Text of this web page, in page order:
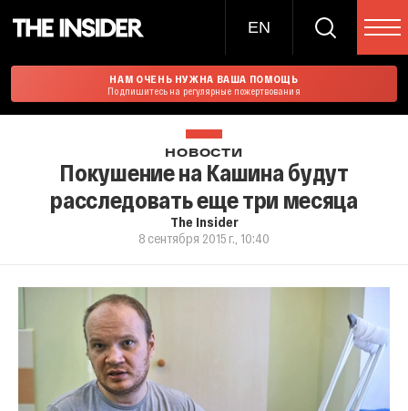
EN
НАМ ОЧЕНЬ НУЖНА ВАША ПОМОЩЬ
Подпишитесь на регулярные пожертвования
НОВОСТИ
Покушение на Кашина будут
расследовать еще три месяца
The Insider
8 сентября 2015 г., 10:40